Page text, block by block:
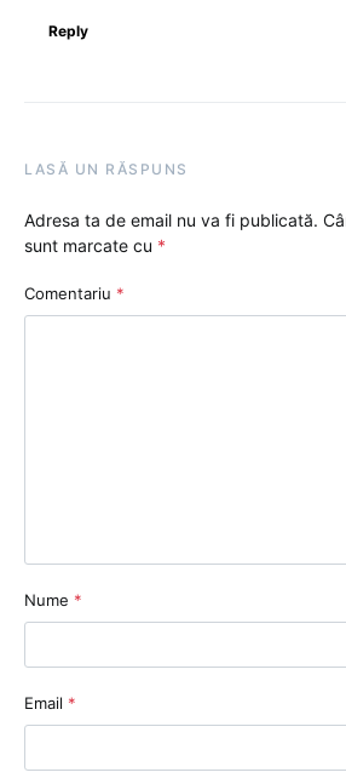
Reply
LASĂ UN RĂSPUNS
Adresa ta de email nu va fi publicată.
sunt marcate cu *
Comentariu *
Nume *
Email *